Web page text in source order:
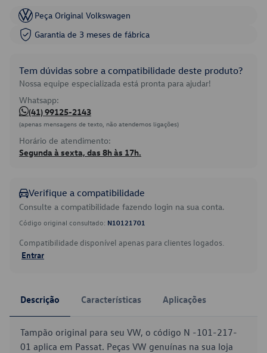
Peça Original Volkswagen
Garantia de 3 meses de fábrica
Tem dúvidas sobre a compatibilidade deste produto?
Nossa equipe especializada está pronta para ajudar!
Whatsapp:
(41) 99125-2143
(apenas mensagens de texto, não atendemos ligações)
Horário de atendimento:
Segunda à sexta, das 8h às 17h.
Verifique a compatibilidade
Consulte a compatibilidade fazendo login na sua conta.
Código original consultado: N10121701
Compatibilidade disponível apenas para clientes logados.
Entrar
Descrição Características Aplicações
Tampão original para seu VW, o código N -101-217-
01 aplica em Passat. Peças VW genuínas na sua loja